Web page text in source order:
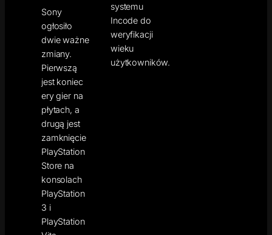
Sony
ogłosiło
dwie ważne
zmiany.
Pierwszą
jest koniec
ery gier na
płytach, a
drugą jest
zamknięcie
PlayStation
Store na
konsolach
PlayStation
3 i
PlayStation
systemu
Incode do
weryfikacji
wieku
użytkowników.